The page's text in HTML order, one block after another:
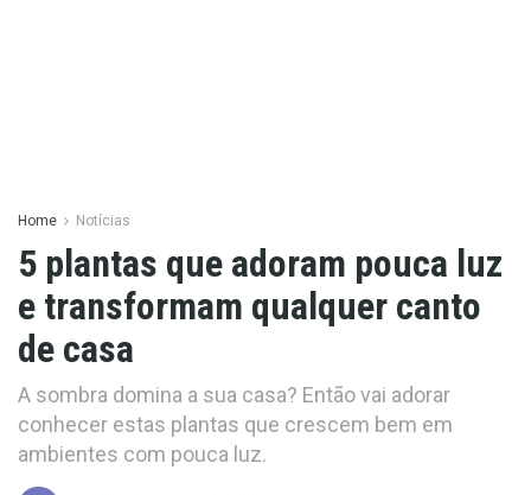
Home Notícias
5 plantas que adoram pouca luz
e transformam qualquer canto
de casa
A sombra domina a sua casa? Então vai adorar
conhecer estas plantas que crescem bem em
ambientes com pouca luz.